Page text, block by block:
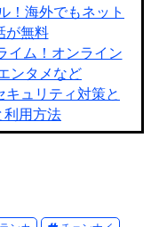
！海外でもネット
が無料
イム！オンライン
ンタメなど
ュリティ対策と
利用方法